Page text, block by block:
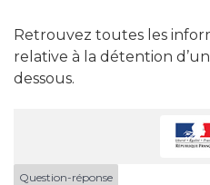
Retrouvez toutes les
relative à la détention
dessous.
Question-réponse